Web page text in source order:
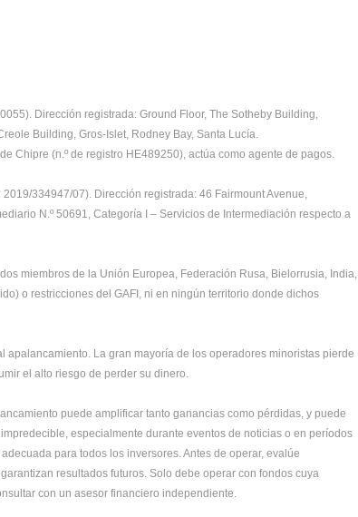
Dirección registrada: Ground Floor, The Sotheby Building,
Building, Gros-Islet, Rodney Bay, Santa Lucía.
Chipre (n.º de registro HE489250), actúa como agente de pagos.
334947/07). Dirección registrada: 46 Fairmount Avenue,
N.º 50691, Categoría I – Servicios de Intermediación respecto a
miembros de la Unión Europea, Federación Rusa, Bielorrusia, India,
o restricciones del GAFI, ni en ningún territorio donde dichos
La gran mayoría de los operadores minoristas pierde
el alto riesgo de perder su dinero.
puede amplificar tanto ganancias como pérdidas, y puede
especialmente durante eventos de noticias o en períodos
para todos los inversores. Antes de operar, evalúe
resultados futuros. Solo debe operar con fondos cuya
con un asesor financiero independiente.